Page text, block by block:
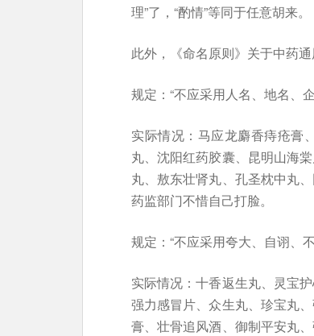
理”了，“酌情”等同于任意胡来。
此外，《命名原则》关于中药
规定：“不应采用人名、地名、
实际情况：马应龙麝香痔疮膏
丸、沈阳红药胶囊、昆明山海
丸、敖东壮肾丸、孔圣枕中丸
药监部门不惜自己打脸。
规定：“不应采用夸大、自诩、不
实际情况：十香返生丸、灵宝
强力感冒片、众生丸、珍宝丸
膏、壮骨追风酒、御制平安丸